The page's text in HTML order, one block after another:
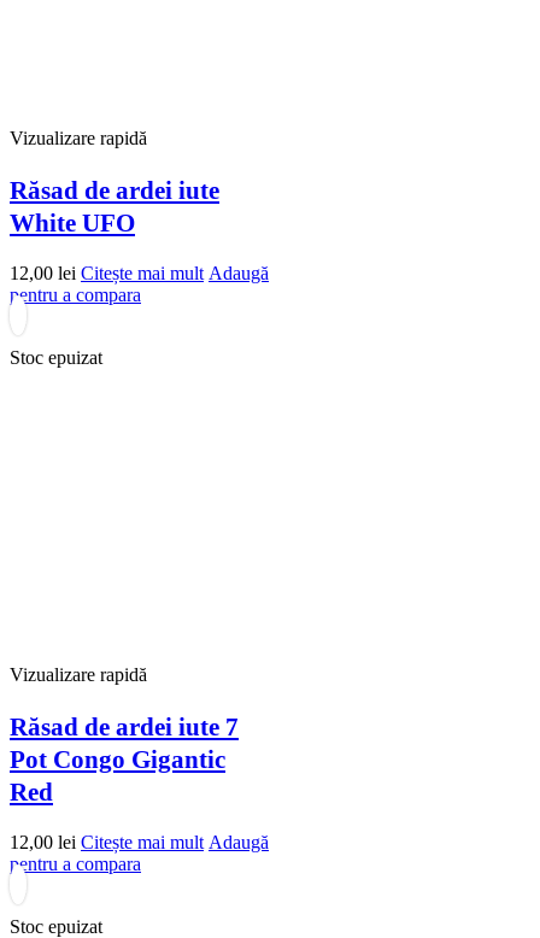
Vizualizare rapidă
Răsad de ardei iute
White UFO
12,00 lei Citește mai mult Adaugă
pentru a compara
Stoc epuizat
Vizualizare rapidă
Răsad de ardei iute 7
Pot Congo Gigantic
Red
12,00 lei Citește mai mult Adaugă
pentru a compara
Stoc epuizat